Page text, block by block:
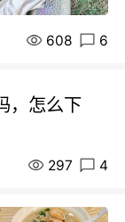
608 6
，怎么下
297 4